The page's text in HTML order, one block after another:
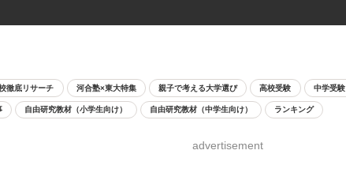
徹底リサーチ 河合塾×東大特集 親子で考える大学選び 高校受験 中学受験
自由研究教材（小学生向け） 自由研究教材（中学生向け） ランキング
advertisement